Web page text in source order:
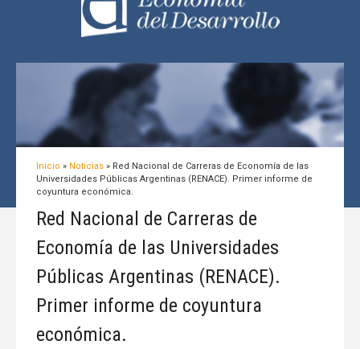
Inicio » Noticias » Red Nacional de Carreras de Economía de las
Universidades Públicas Argentinas (RENACE). Primer informe de
coyuntura económica.
Red Nacional de Carreras de
Economía de las Universidades
Públicas Argentinas (RENACE).
Primer informe de coyuntura
económica.